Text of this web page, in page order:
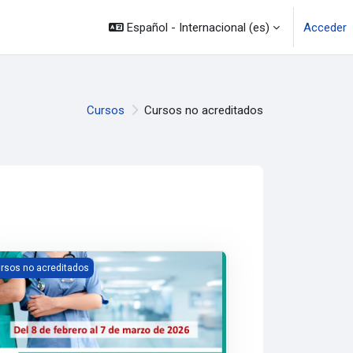
Español - Internacional ‎(es)‎ Acceder
Cursos Cursos no acreditados
de comunicación para enfermeras
no acreditados